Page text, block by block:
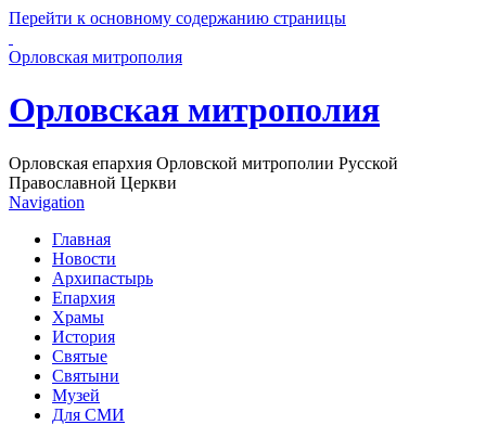
Перейти к основному содержанию страницы
Орловская митрополия
Орловская митрополия
Орловская епархия Орловской митрополии Русской
Православной Церкви
Navigation
Главная
Новости
Архипастырь
Епархия
Храмы
История
Святые
Святыни
Музей
Для СМИ